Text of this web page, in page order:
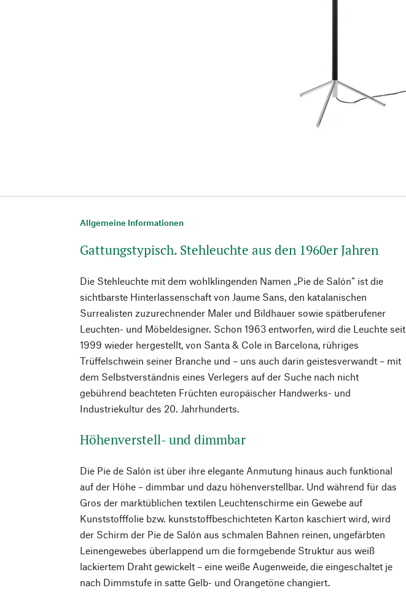
Allgemeine Informationen
Gattungstypisch. Stehleuchte aus den 1960er Jahren
Die Stehleuchte mit dem wohlklingenden Namen „Pie de Salón“ ist die
sichtbarste Hinterlassenschaft von Jaume Sans, den katalanischen
Surrealisten zuzurechnender Maler und Bildhauer sowie spätberufener
Leuchten- und Möbeldesigner. Schon 1963 entworfen, wird die Leuchte seit
1999 wieder hergestellt, von Santa & Cole in Barcelona, rühriges
Trüffelschwein seiner Branche und – uns auch darin geistesverwandt – mit
dem Selbst­verständnis eines Verlegers auf der Suche nach nicht
gebührend beachteten Früchten europäi­scher Handwerks- und
Industriekultur des 20. Jahrhunderts.
Höhenverstell- und dimmbar
Die Pie de Salón ist über ihre elegante Anmutung hinaus auch funktional
auf der Höhe – dimmbar und dazu höhen­verstellbar. Und während für das
Gros der marktüblichen textilen Leuchtenschirme ein Gewebe auf
Kunststofffolie bzw. kunststoff­beschichteten Karton kaschiert wird, wird
der Schirm der Pie de Salón aus schmalen Bahnen reinen, ungefärb­ten
Leinengewebes überlappend um die formgebende Struktur aus weiß
lackiertem Draht gewickelt – eine weiße Augenweide, die eingeschaltet je
nach Dimmstufe in satte Gelb- und Orangetöne changiert.